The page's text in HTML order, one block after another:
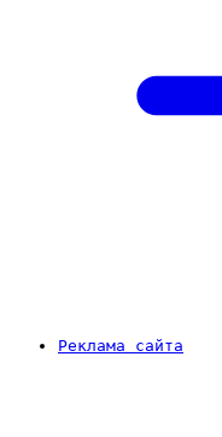
Реклама сайта